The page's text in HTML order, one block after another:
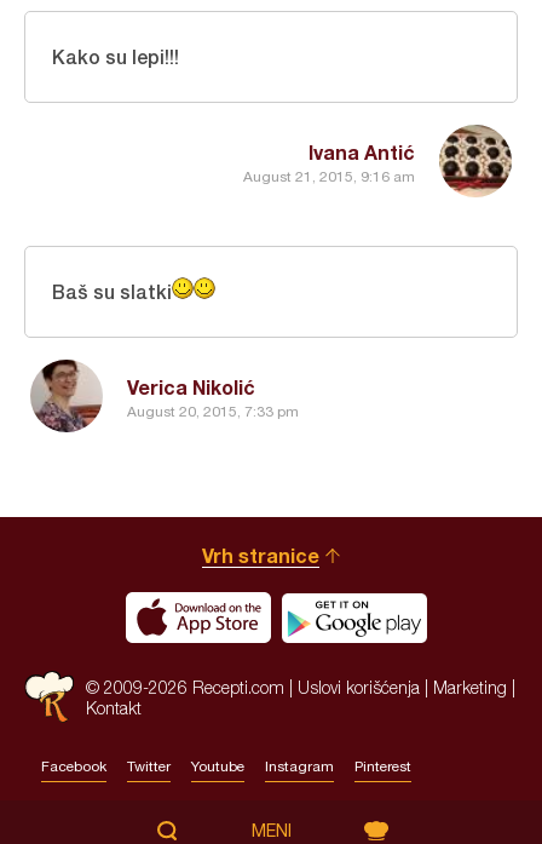
Ivana Antić
August 21, 2015, 9:16 am
Kako su lepi!!!
Verica Nikolić
August 20, 2015, 7:33 pm
Baš su slatki
Vrh stranice
© 2009-2026 Recepti.com | Uslovi korišćenja Marketing
Kontakt
Facebook Twitter Youtube Instagram Pinterest